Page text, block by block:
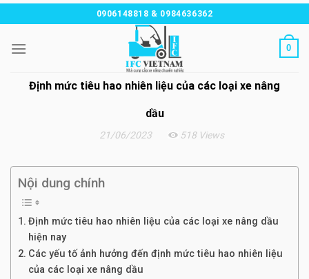
Chuyển
đến
nội
0906148818 & 0984636362
0
21/06/2023 518 Views
Định mức tiêu hao nhiên liệu của các loại xe nâng
dầu
Nội dung chính
Định mức tiêu hao nhiên liệu của các loại xe nâng dầu
hiện nay
Các yếu tố ảnh hưởng đến định mức tiêu hao nhiên liệu
của các loại xe nâng dầu